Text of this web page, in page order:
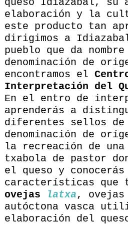
elaboración y la
este producto tan
dirigimos a
pueblo que da
denominación de
encontramos el
Interpretación del
En el entro de
aprenderás a
diferentes sellos de
denominación de
la recreación de
txabola de pastor
el queso y
características que
ovejas
latxa, ovejas
autóctona vasca
elaboración del